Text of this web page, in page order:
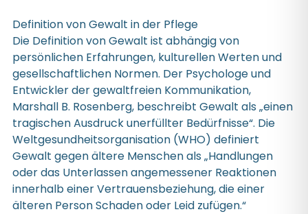
Definition von Gewalt in der Pflege
Die Definition von Gewalt ist abhängig von
persönlichen Erfahrungen, kulturellen Werten und
gesellschaftlichen Normen. Der Psychologe und
Entwickler der gewaltfreien Kommunikation,
Marshall B. Rosenberg, beschreibt Gewalt als „einen
tragischen Ausdruck unerfüllter Bedürfnisse“. Die
Weltgesundheitsorganisation (WHO) definiert
Gewalt gegen ältere Menschen als „Handlungen
oder das Unterlassen angemessener Reaktionen
innerhalb einer Vertrauensbeziehung, die einer
älteren Person Schaden oder Leid zufügen.“